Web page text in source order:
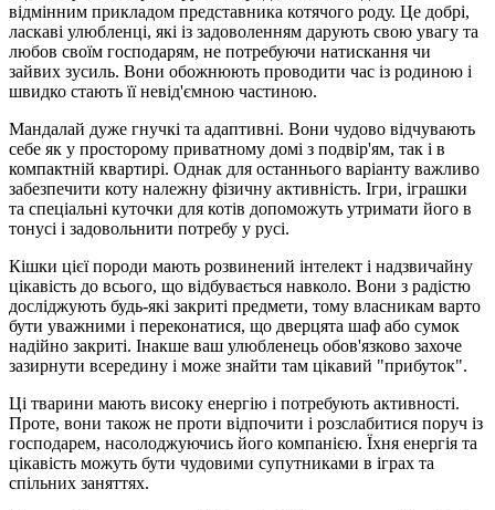
відмінним прикладом представника котячого роду. Це добрі,
ласкаві улюбленці, які із задоволенням дарують свою увагу та
любов своїм господарям, не потребуючи натискання чи
зайвих зусиль. Вони обожнюють проводити час із родиною і
швидко стають її невід'ємною частиною.
Мандалай дуже гнучкі та адаптивні. Вони чудово відчувають
себе як у просторому приватному домі з подвір'ям, так і в
компактній квартирі. Однак для останнього варіанту важливо
забезпечити коту належну фізичну активність. Ігри, іграшки
та спеціальні куточки для котів допоможуть утримати його в
тонусі і задовольнити потребу у русі.
Кішки цієї породи мають розвинений інтелект і надзвичайну
цікавість до всього, що відбувається навколо. Вони з радістю
досліджують будь-які закриті предмети, тому власникам варто
бути уважними і переконатися, що дверцята шаф або сумок
надійно закриті. Інакше ваш улюбленець обов'язково захоче
зазирнути всередину і може знайти там цікавий "прибуток".
Ці тварини мають високу енергію і потребують активності.
Проте, вони також не проти відпочити і розслабитися поруч із
господарем, насолоджуючись його компанією. Їхня енергія та
цікавість можуть бути чудовими супутниками в іграх та
спільних заняттях.